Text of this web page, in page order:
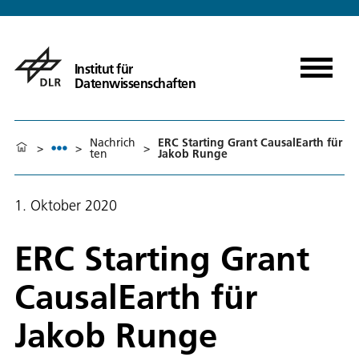
Institut für
Datenwissenschaften
> > Nachrich
ten > ERC Starting Grant CausalEarth für
Jakob Runge
1. Oktober 2020
ERC Starting Grant
CausalEarth für
Jakob Runge